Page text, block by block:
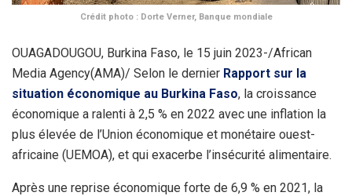
Crédit photo : Dorte Verner, Banque mondiale
OUAGADOUGOU, Burkina Faso, le 15 juin 2023-/African
Media Agency(AMA)/ Selon le dernier Rapport sur la
situation économique au Burkina Faso, la croissance
économique a ralenti à 2,5 % en 2022 avec une inflation la
plus élevée de l’Union économique et monétaire ouest-
africaine (UEMOA), et qui exacerbe l’insécurité alimentaire.
Après une reprise économique forte de 6,9 % en 2021, la